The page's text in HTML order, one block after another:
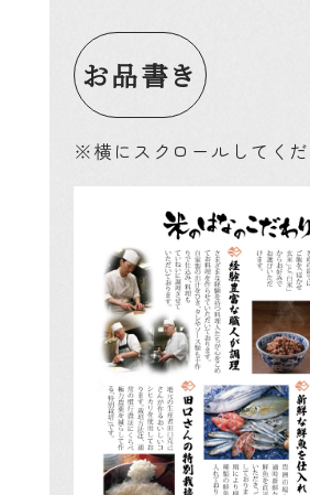
※横にスクロールしてく
お品書き